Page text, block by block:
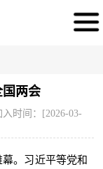
国两会
时间：[2026-03-
。习近平等党和